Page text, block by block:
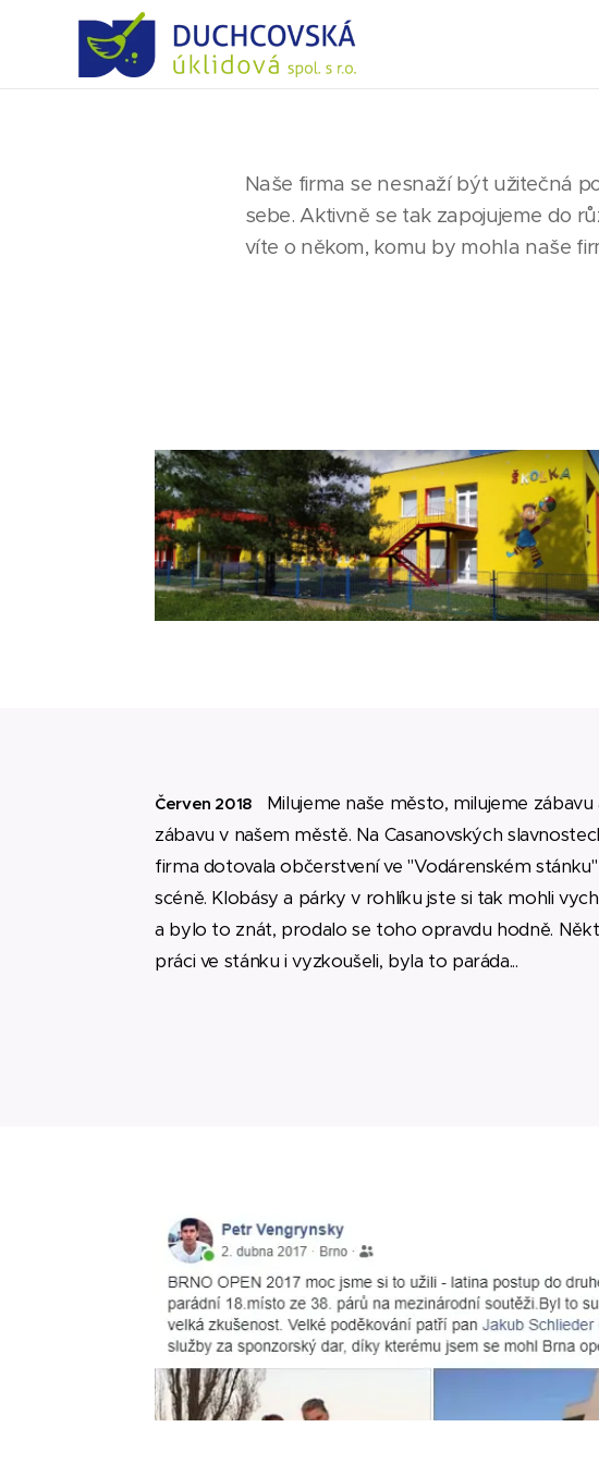
Naše firma se nesnaží být užitečná
sebe. Aktivně se tak zapojujeme do
víte o někom, komu by mohla naše
Červen 2018
Milujeme naše město, milujeme zábavu
zábavu v našem městě. Na Casanovských
firma dotovala občerstvení ve "Vodárenském
scéně. Klobásy a párky v rohlíku jste si tak mohli
a bylo to znát, prodalo se toho opravdu hodně.
práci ve stánku i vyzkoušeli, byla to paráda...